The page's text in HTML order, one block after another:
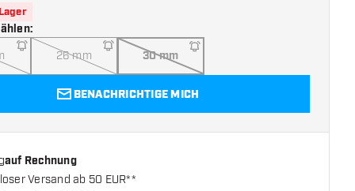
:
26 mm 30 mm
BENACHRICHTIGE MICH
auf Rechnung
Versand ab 50 EUR**